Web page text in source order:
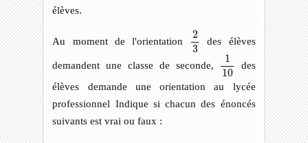
élèves.
Au moment de l'orientation
2
3
23
des élèves
demandent une classe de seconde,
1
10
10
des
élèves demande une orientation au lycée
professionnel Indique si chacun des énoncés
suivants est vrai ou faux :